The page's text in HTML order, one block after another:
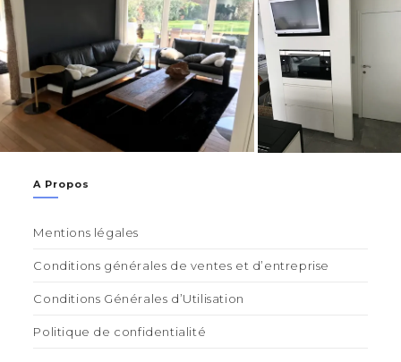
A Propos
Mentions légales
Conditions générales de ventes et d’entreprise
Conditions Générales d’Utilisation
Politique de confidentialité